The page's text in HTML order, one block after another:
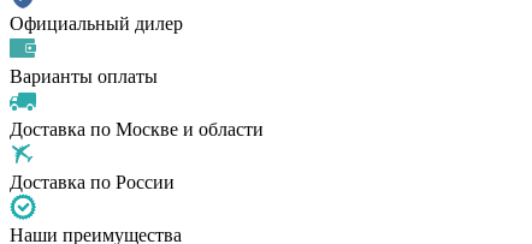
Официальный дилер
Варианты оплаты
Доставка по Москве и области
Доставка по России
Наши преимущества